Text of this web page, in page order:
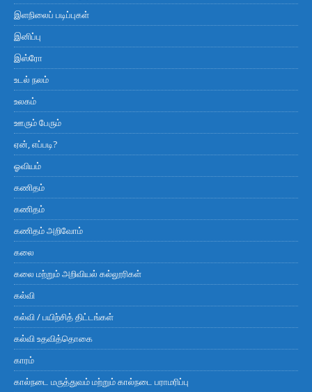
இளநிலைப் படிப்புகள்
இனிப்பு
இஸ்ரோ
உடல் நலம்
உலகம்
ஊரும் பேரும்
ஏன், எப்படி?
ஓவியம்
கணிதம்
கணிதம்
கணிதம் அறிவோம்
கலை
கலை மற்றும் அறிவியல் கல்லூரிகள்
கல்வி
கல்வி / பயிற்சித் திட்டங்கள்
கல்வி உதவித்தொகை
காரம்
கால்நடை மருத்துவம் மற்றும் கால்நடை பராமரிப்பு